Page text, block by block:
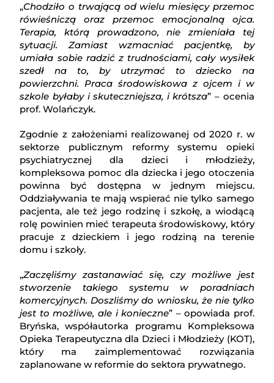
„Chodziło o trwającą od wielu miesięcy przemoc
rówieśniczą oraz przemoc emocjonalną ojca.
Terapia, którą prowadzono, nie zmieniała tej
sytuacji. Zamiast wzmacniać pacjentkę, by
umiała sobie radzić z trudnościami, cały wysiłek
szedł na to, by utrzymać to dziecko na
powierzchni. Praca środowiskowa z ojcem i w
szkole byłaby i skuteczniejsza, i krótsza” – ocenia
prof. Wolańczyk.
Zgodnie z założeniami realizowanej od 2020 r. w
sektorze publicznym reformy systemu opieki
psychiatrycznej dla dzieci i młodzieży,
kompleksowa pomoc dla dziecka i jego otoczenia
powinna być dostępna w jednym miejscu.
Oddziaływania te mają wspierać nie tylko samego
pacjenta, ale też jego rodzinę i szkołę, a wiodącą
rolę powinien mieć terapeuta środowiskowy, który
pracuje z dzieckiem i jego rodziną na terenie
domu i szkoły.
„Zaczęliśmy zastanawiać się, czy możliwe jest
stworzenie takiego systemu w poradniach
komercyjnych. Doszliśmy do wniosku, że nie tylko
jest to możliwe, ale i konieczne” – opowiada prof.
Bryńska, współautorka programu Kompleksowa
Opieka Terapeutyczna dla Dzieci i Młodzieży (KOT),
który ma zaimplementować rozwiązania
zaplanowane w reformie do sektora prywatnego.